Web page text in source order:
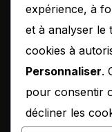
NEWSLETTER
expérience, à
et à analyser le
cookies à
Personnaliser.
pour consentir
décliner les